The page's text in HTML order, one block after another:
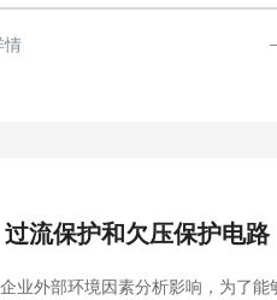
情
流保护和欠压保护电路
业外部环境因素分析影响，为了